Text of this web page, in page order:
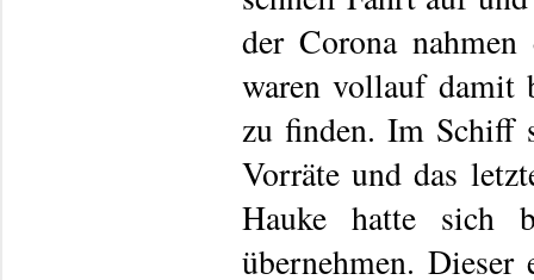
der Corona
waren vollauf damit
zu finden. Im Schiff
Vorräte und das
Hauke hatte sich
übernehmen. Dieser